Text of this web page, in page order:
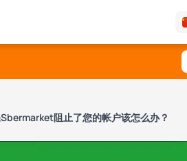
阻止了您的帐户该怎么办？